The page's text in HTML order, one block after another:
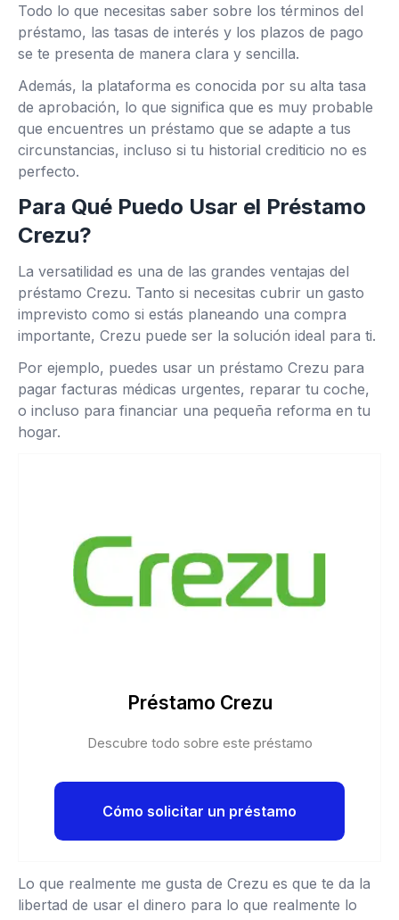
Todo lo que necesitas saber sobre los términos del
préstamo, las tasas de interés y los plazos de pago
se te presenta de manera clara y sencilla.
Además, la plataforma es conocida por su alta tasa
de aprobación, lo que significa que es muy probable
que encuentres un préstamo que se adapte a tus
circunstancias, incluso si tu historial crediticio no es
perfecto.
Para Qué Puedo Usar el Préstamo
Crezu?
La versatilidad es una de las grandes ventajas del
préstamo Crezu. Tanto si necesitas cubrir un gasto
imprevisto como si estás planeando una compra
importante, Crezu puede ser la solución ideal para ti.
Por ejemplo, puedes usar un préstamo Crezu para
pagar facturas médicas urgentes, reparar tu coche,
o incluso para financiar una pequeña reforma en tu
hogar.
Préstamo Crezu
Descubre todo sobre este préstamo
Cómo solicitar un préstamo
Lo que realmente me gusta de Crezu es que te da la
libertad de usar el dinero para lo que realmente lo